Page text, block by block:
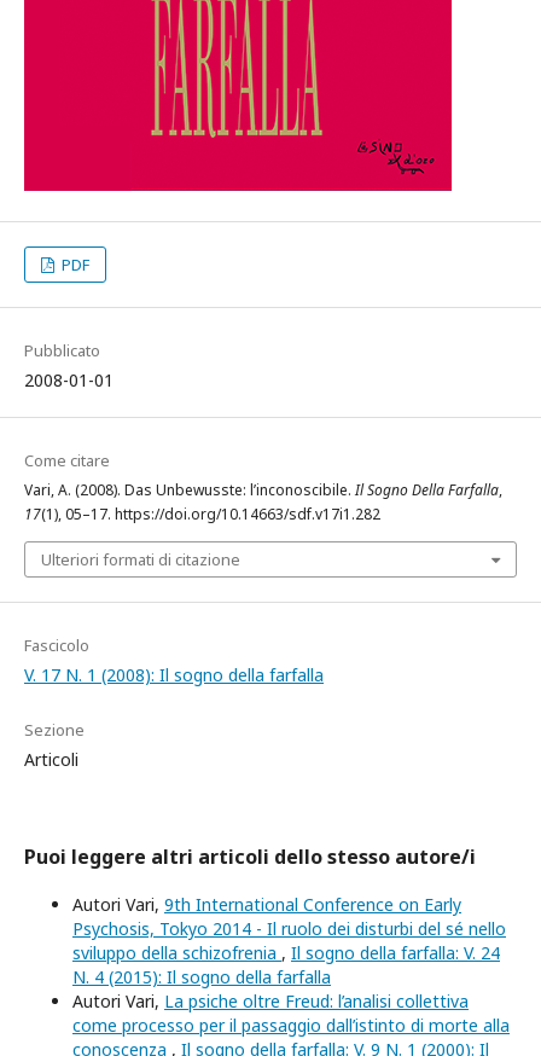
PDF
Pubblicato
2008-01-01
Come citare
Vari, A. (2008). Das Unbewusste: l’inconoscibile.Il Sogno Della Farfalla,
17(1), 05–17. https://doi.org/10.14663/sdf.v17i1.282
Ulteriori formati di citazione
Fascicolo
V. 17 N. 1 (2008): Il sogno della farfalla
Sezione
Articoli
Puoi leggere altri articoli dello stesso autore/i
Autori Vari, 9th International Conference on Early
Psychosis, Tokyo 2014 - Il ruolo dei disturbi del sé nello
sviluppo della schizofrenia , Il sogno della farfalla: V. 24
N. 4 (2015): Il sogno della farfalla
Autori Vari, La psiche oltre Freud: l’analisi collettiva
come processo per il passaggio dall’istinto di morte alla
conoscenza , Il sogno della farfalla: V. 9 N. 1 (2000): Il